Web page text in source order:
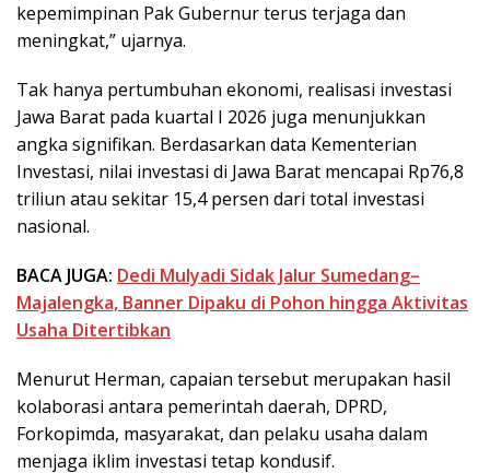
kepemimpinan Pak Gubernur terus terjaga dan
meningkat,” ujarnya.
Tak hanya pertumbuhan ekonomi, realisasi investasi
Jawa Barat pada kuartal I 2026 juga menunjukkan
angka signifikan. Berdasarkan data Kementerian
Investasi, nilai investasi di Jawa Barat mencapai Rp76,8
triliun atau sekitar 15,4 persen dari total investasi
nasional.
BACA JUGA: Dedi Mulyadi Sidak Jalur Sumedang–
Majalengka, Banner Dipaku di Pohon hingga Aktivitas
Usaha Ditertibkan
Menurut Herman, capaian tersebut merupakan hasil
kolaborasi antara pemerintah daerah, DPRD,
Forkopimda, masyarakat, dan pelaku usaha dalam
menjaga iklim investasi tetap kondusif.